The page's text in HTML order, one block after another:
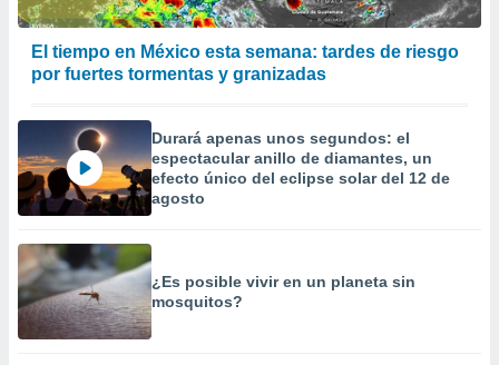
El tiempo en México esta semana: tardes de riesgo
por fuertes tormentas y granizadas
Durará apenas unos segundos: el
espectacular anillo de diamantes, un
efecto único del eclipse solar del 12 de
agosto
¿Es posible vivir en un planeta sin
mosquitos?